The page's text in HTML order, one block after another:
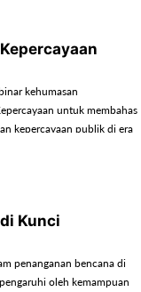
kehumasan
untuk membahas
kepercayaan publik di era
Kunci
penanganan bencana di
oleh kemampuan